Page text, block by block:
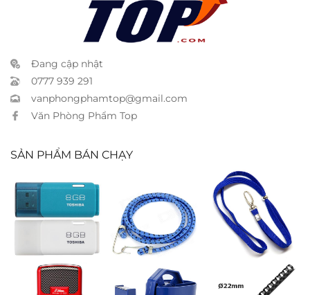
Đang cập nhật
0777 939 291
vanphongphamtop@gmail.com
Văn Phòng Phẩm Top
SẢN PHẨM BÁN CHẠY
USB Kioxia 8GB Dây thun gàng
Dây kẽm buộc
vàng